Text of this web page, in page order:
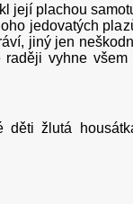
její plachou
jedovatých
jiný jen
raději vyhne všem
děti žlutá